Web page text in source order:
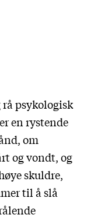
rå psykologisk
en rystende
om
og vondt, og
skuldre,
til å slå